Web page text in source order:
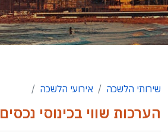
שירותי הלשכה אירועי הלשכה
הערכות שווי בכינוסי נכסים